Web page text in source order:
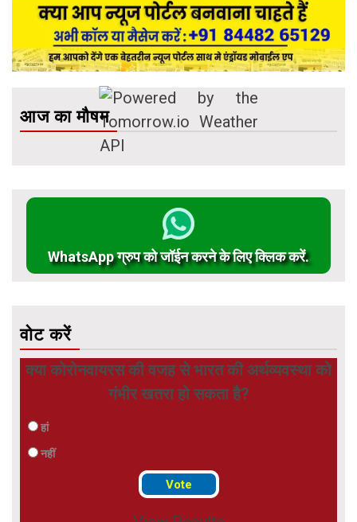
आज का मौषम
WhatsApp ग्रुप को जॉईन करने के लिए क्लिक करें.
वोट करें
क्या कोरोनवायरस की वजह से भारत की अर्थव्यवस्था को
गंभीर खतरा हो सकता है?
हां
नहीं